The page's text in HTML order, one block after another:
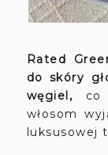
Rated
do skóry
węgiel, co
włosom
luksusowej